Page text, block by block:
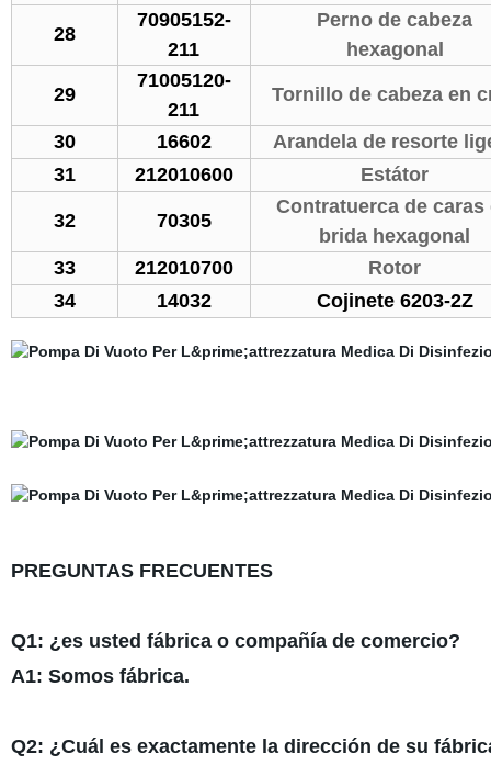
28
70905152-
211
Perno de cabeza
hexagonal
29
71005120-
211
Tornillo de cabeza en
30 16602
Arandela de resorte
31
212010600 Estátor
32 70305
Contratuerca de caras
brida hexagonal
33
212010700
Rotor
34
14032 Cojinete 6203-2Z
PREGUNTAS FRECUENTES
Q1: ¿es usted fábrica o compañía de comercio?
A1: Somos fábrica.
Q2: ¿Cuál es exactamente la dirección de su